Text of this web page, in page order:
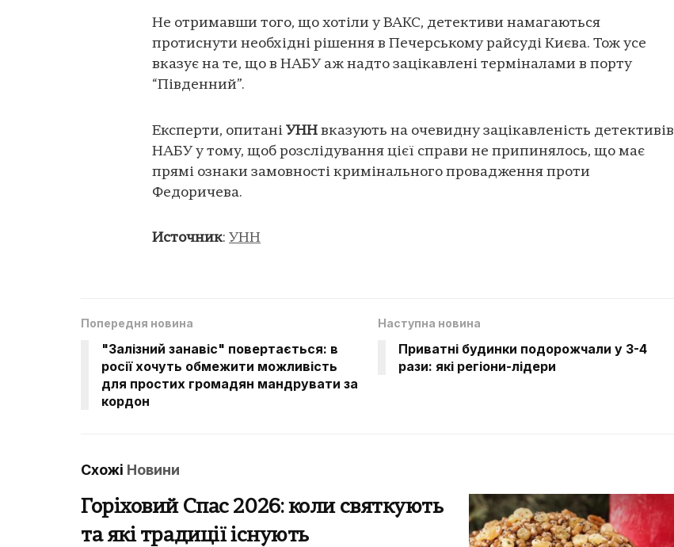
Не отримавши того, що хотіли у ВАКС, детективи намагаються
протиснути необхідні рішення в Печерському райсуді Києва. Тож усе
вказує на те, що в НАБУ аж надто зацікавлені терміналами в порту
“Південний”.
Експерти, опитані УНН вказують на очевидну зацікавленість детективів
НАБУ у тому, щоб розслідування цієї справи не припинялось, що має
прямі ознаки замовності кримінального провадження проти
Федоричева.
Источник: УНН
Попередня новина
"Залізний занавіс" повертається: в
росії хочуть обмежити можливість
для простих громадян мандрувати за
кордон
Наступна новина
Приватні будинки подорожчали у 3-4
рази: які регіони-лідери
Схожі Новини
Горіховий Спас 2026: коли святкують
та які традиції існують